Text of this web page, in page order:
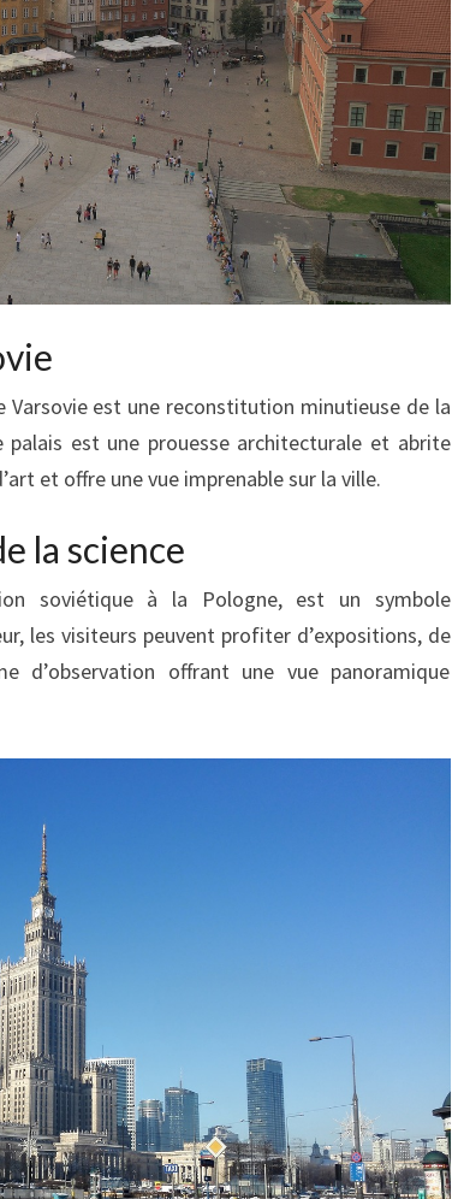
Varsovie est une reconstitution minutieuse de la
est une prouesse architecturale et abrite
et offre une vue imprenable sur la ville.
la science
soviétique à la Pologne, est un symbole
les visiteurs peuvent profiter d’expositions, de
d’observation offrant une vue panoramique